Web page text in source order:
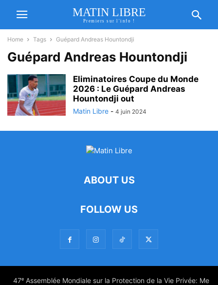
MATIN LIBRE
Premiers sur l'info !
Home Tags Guépard Andreas Hountondji
Guépard Andreas Hountondji
Eliminatoires Coupe du Monde
2026 : Le Guépard Andreas
Hountondji out
Matin Libre - 4 juin 2024
ABOUT US
FOLLOW US
47ᵉ Assemblée Mondiale sur la Protection de la Vie Privée: Me